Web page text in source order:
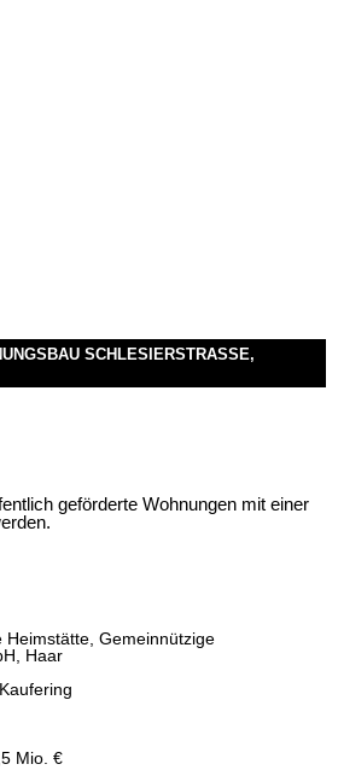
SCHLESIERSTRASSE, K
geförderte Wohnungen mit einer
Gemeinnützige
Haar
Mio. €